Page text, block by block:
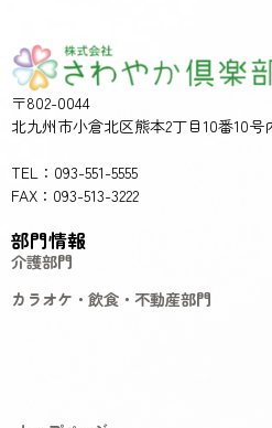
〒802-0044
北九州市小倉北区熊本2丁目10番10号
TEL：093-551-5555
FAX：093-513-3222
部門情報
介護部門
カラオケ・飲食・不動産部門